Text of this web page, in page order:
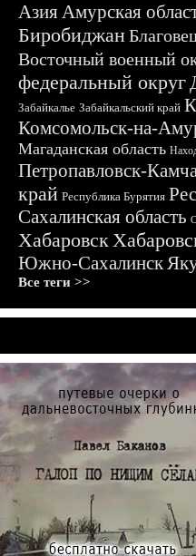
АзияАмурская
Биробиджан
Восточный военный
федеральный округ
Забайкалье Забайкальский край
Комсомольск-на-
Магаданская область
Петропавловск-
край Республика Бурятия
Сахалинская область
Хабаровск
Южно-Сахалинск
Все теги >>